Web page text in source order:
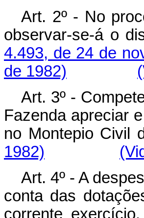
Art. 2º - No
observar-se-á o
4.493, de 24 de
de 1982)
Art. 3º -
Fazenda apreciar
no
1982)
Art. 4º - A
conta das